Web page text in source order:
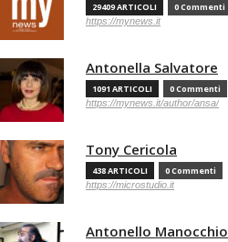
29409 ARTICOLI 0 Commenti
https://mynews.it
Antonella Salvatore
1091 ARTICOLI 0 Commenti
https://mynews.it/author/ansa/
Tony Cericola
438 ARTICOLI 0 Commenti
https://microstudio.it
Antonello Manocchio